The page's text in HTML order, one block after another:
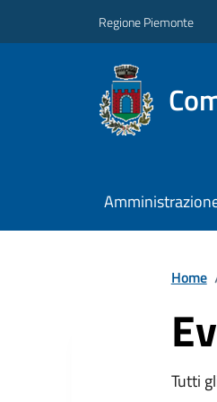
Regione Piemonte
Home
Tutti